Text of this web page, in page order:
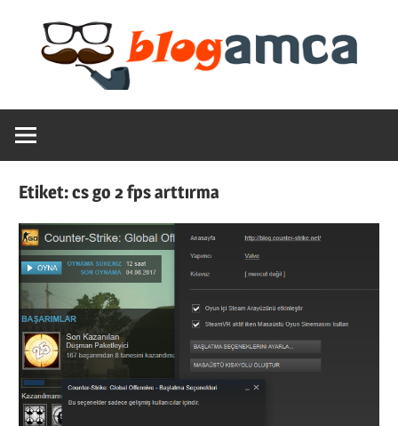
content
Blogamca
2025
Haber,
Blogların
Amcası
Etiket:cs go 2 fps arttırma